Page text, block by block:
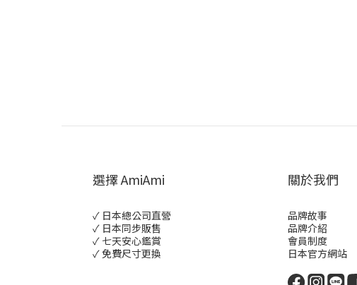
選擇 AmiAmi
✓ 日本總公司直營
✓ 日本同步販售
✓ 七天安心鑑賞
✓ 免費尺寸更換
關於我們
品牌故事
品牌介紹
會員制度
日本官方網站